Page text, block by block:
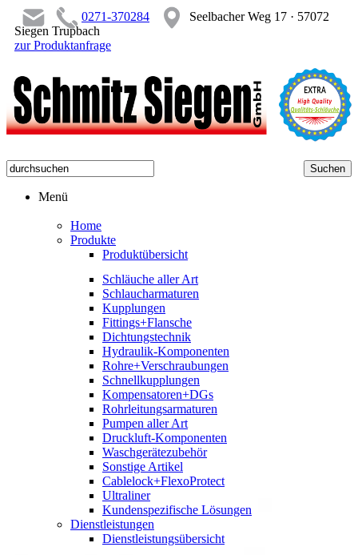
0271-370284
Seelbacher Weg 17 · 57072
Siegen Trupbach
zur Produktanfrage
Menü
Home
Produkte
Produktübersicht
Schläuche aller Art
Schlaucharmaturen
Kupplungen
Fittings+Flansche
Dichtungstechnik
Hydraulik-Komponenten
Rohre+Verschraubungen
Schnellkupplungen
Kompensatoren+DGs
Rohrleitungsarmaturen
Pumpen aller Art
Druckluft-Komponenten
Waschgerätezubehör
Sonstige Artikel
Cablelock+FlexoProtect
Ultraliner
Kundenspezifische Lösungen
Dienstleistungen
Dienstleistungsübersicht